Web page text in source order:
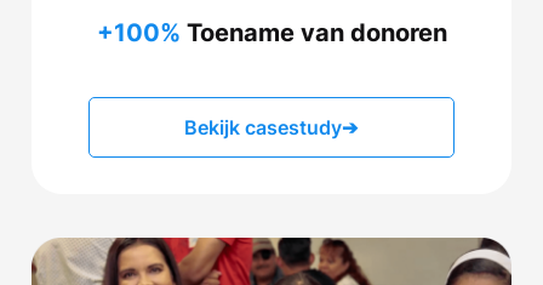
+100% Toename van donoren
Bekijk casestudy➔